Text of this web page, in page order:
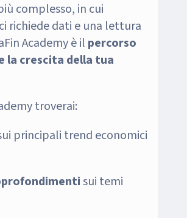
complesso, in cui
richiede dati e una lettura
Academy è il percorso
la crescita della tua
troverai:
principali trend economici
sui temi